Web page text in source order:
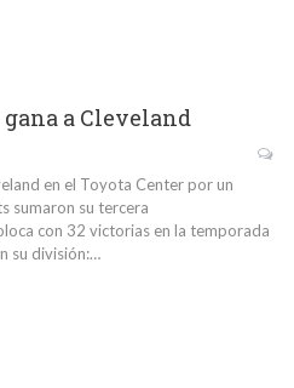
a Cleveland
en el Toyota Center por un
sumaron su tercera
con 32 victorias en la temporada
su división:…